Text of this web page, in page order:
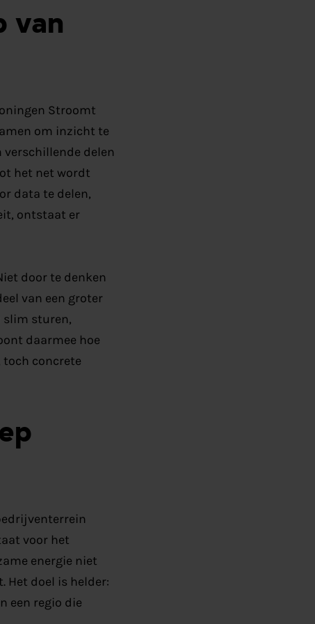
van
Stroomt
om inzicht te
delen
het net wordt
data te delen,
ontstaat er
door te denken
van een groter
slim sturen,
daarmee hoe
concrete
voor het
energie niet
Het doel is helder:
een regio die